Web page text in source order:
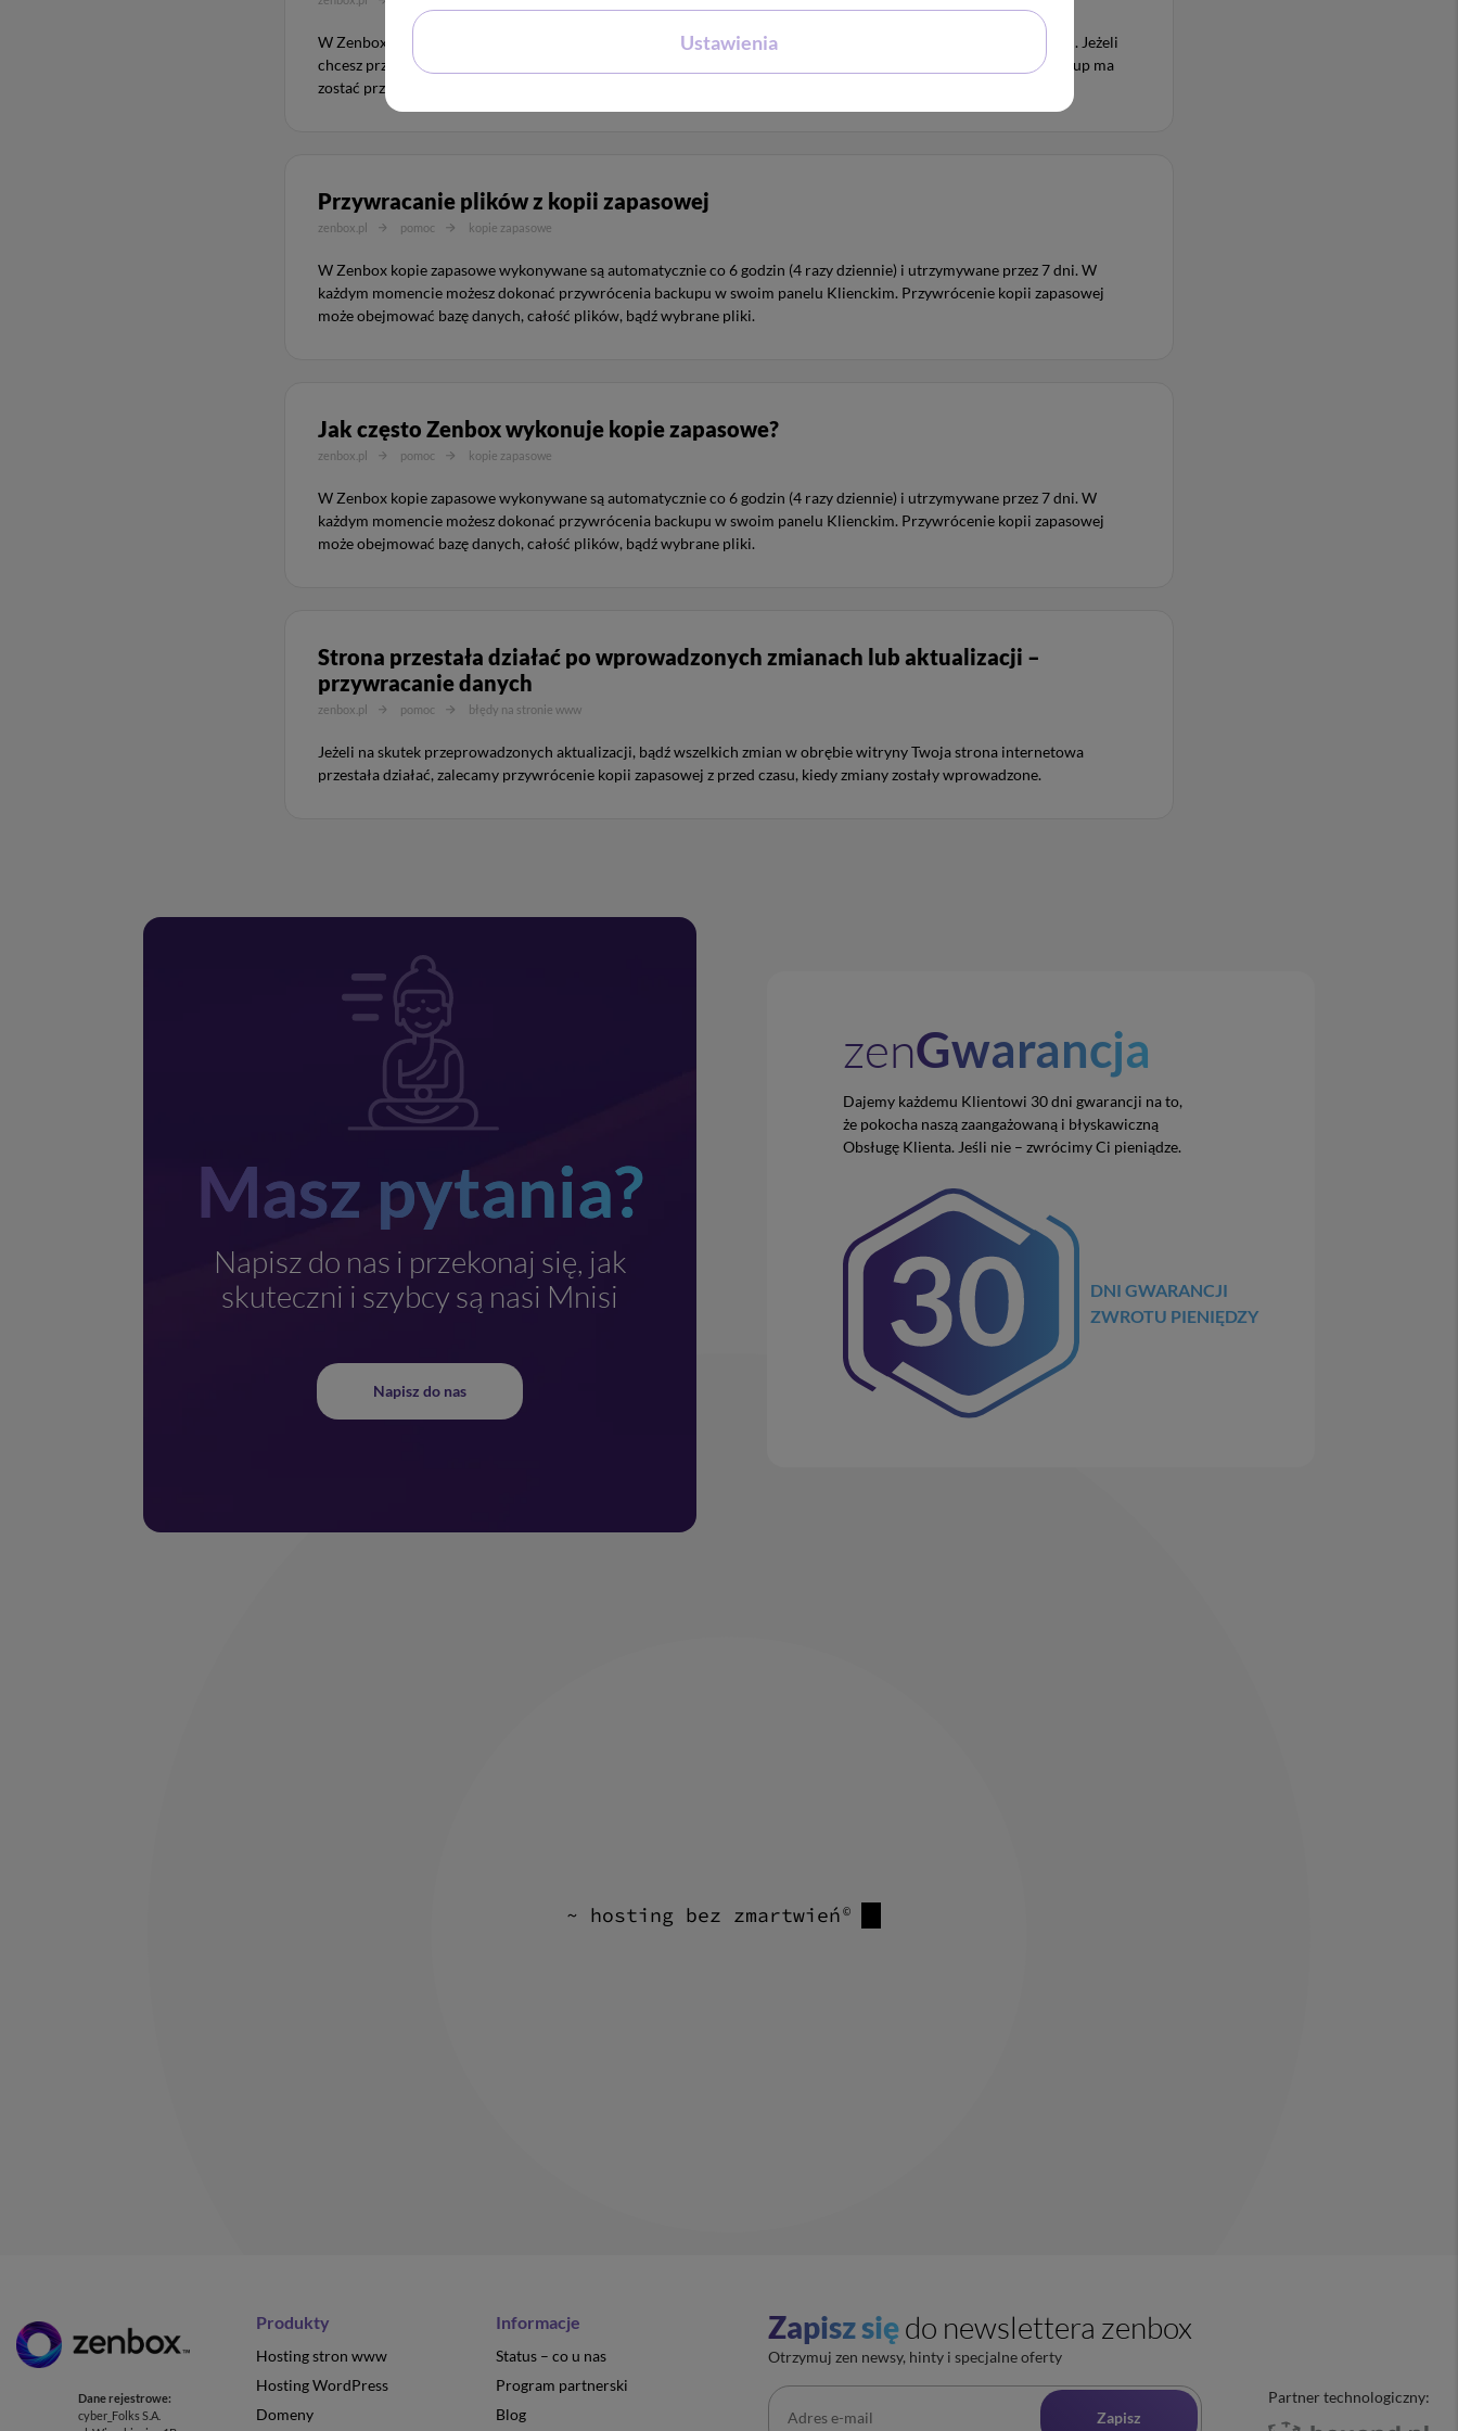
Ustawienia
W Zenbox kopie zapasowe wykonywane są automatycznie co 6 godzin (4 razy dziennie) i utrzymywane przez 7 dni. Jeżeli
chcesz przywrócić kopię plików, przejdź do panelu Klienta i wybierz odpowiednie pliki oraz punkt, z którego backup ma
zostać przywrócony.
Przywracanie plików z kopii zapasowej
zenbox.pl pomoc kopie zapasowe
W Zenbox kopie zapasowe wykonywane są automatycznie co 6 godzin (4 razy dziennie) i utrzymywane przez 7 dni. W
każdym momencie możesz dokonać przywrócenia backupu w swoim panelu Klienckim. Przywrócenie kopii zapasowej
może obejmować bazę danych, całość plików, bądź wybrane pliki.
Jak często Zenbox wykonuje kopie zapasowe?
zenbox.pl pomoc kopie zapasowe
W Zenbox kopie zapasowe wykonywane są automatycznie co 6 godzin (4 razy dziennie) i utrzymywane przez 7 dni. W
każdym momencie możesz dokonać przywrócenia backupu w swoim panelu Klienckim. Przywrócenie kopii zapasowej
może obejmować bazę danych, całość plików, bądź wybrane pliki.
Strona przestała działać po wprowadzonych zmianach lub aktualizacji –
przywracanie danych
zenbox.pl pomoc błędy na stronie www
Jeżeli na skutek przeprowadzonych aktualizacji, bądź wszelkich zmian w obrębie witryny Twoja strona internetowa
przestała działać, zalecamy przywrócenie kopii zapasowej z przed czasu, kiedy zmiany zostały wprowadzone.
Masz pytania?
Napisz do nas i przekonaj się, jak
skuteczni i szybcy są nasi Mnisi
Napisz do nas
zenGwarancja
Dajemy każdemu Klientowi 30 dni gwarancji na to,
że pokocha naszą zaangażowaną i błyskawiczną
Obsługę Klienta. Jeśli nie – zwrócimy Ci pieniądze.
DNI GWARANCJI
ZWROTU PIENIĘDZY
~ hosting bez zmartwień
©
Dane rejestrowe:
cyber_Folks S.A.
Produkty
Hosting stron www
Hosting WordPress
Domeny
Informacje
Status – co u nas
Program partnerski
Blog
Zapisz siędo newslettera zenbox
Otrzymuj zen newsy, hinty i specjalne oferty
Zapisz
Partner technologiczny: